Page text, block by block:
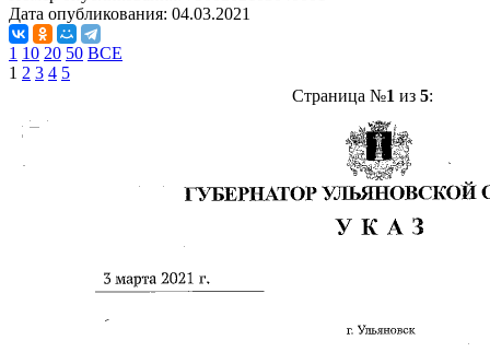
Дата опубликования: 04.03.2021
1 10 20 50 ВСЕ
1 2 3 4 5
Страница №1 из 5: